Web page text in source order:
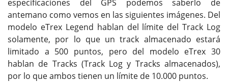
especificaciones del GPS podemos saberlo de
antemano como vemos en las siguientes imágenes. Del
modelo eTrex Legend hablan del límite del Track Log
solamente, por lo que un track almacenado estará
limitado a 500 puntos, pero del modelo eTrex 30
hablan de Tracks (Track Log y Tracks almacenados),
por lo que ambos tienen un límite de 10.000 puntos.